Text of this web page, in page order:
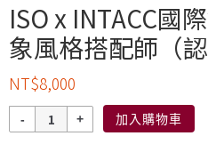
ISO x INTACC國
象風格搭配師（
NT$8,000
數
量
加入購物車